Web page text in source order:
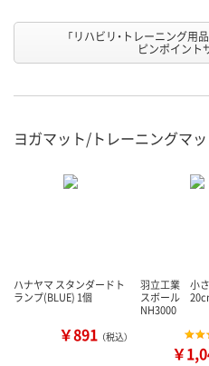
「リハビリ・トレーニング用
ピンポイント
ヨガマット/トレーニングマ
ハナヤマ スタンダードト
ランプ(BLUE) 1個
￥891 （税込）
羽立工業 小
スボール
NH3000
￥